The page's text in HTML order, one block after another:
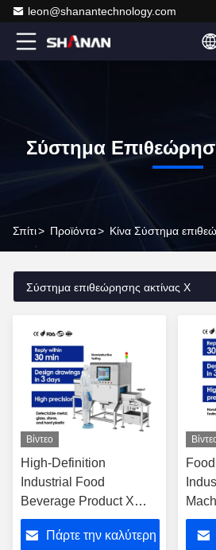
leon@shanantechnology.com
Σύστημα
Σπίτι> Προϊόντα> Κίνα Σύστημα
Σύστημα επιθεώρησης ακτίνας X
Βίντεο
High-Definition
Industrial Food
Beverage Product X
Ray Inspection Systems
MachineΠάρτε την καλύτερη